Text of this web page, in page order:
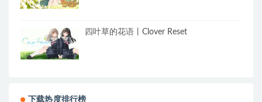
四叶草的花语丨Clover Reset
下载热度排行榜